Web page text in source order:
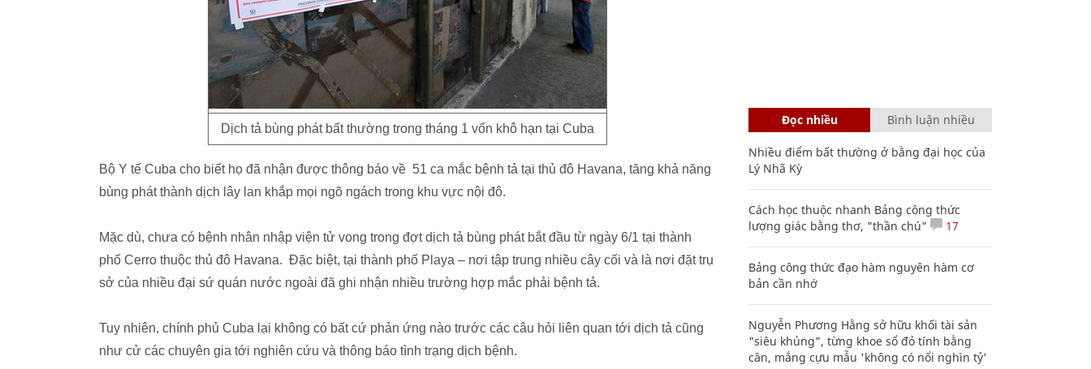
Dịch tả bùng phát bất thường trong tháng 1 vốn khô hạn tại Cuba
Bộ Y tế Cuba cho biết họ đã nhận được thông báo về 51 ca mắc bệnh tả tại thủ đô Havana, tăng khả năng
bùng phát thành dịch lây lan khắp mọi ngõ ngách trong khu vực nội đô.
Mặc dù, chưa có bệnh nhân nhập viện tử vong trong đợt dịch tả bùng phát bắt đầu từ ngày 6/1 tại thành
phố Cerro thuộc thủ đô Havana. Đặc biệt, tại thành phố Playa – nơi tập trung nhiều cây cối và là nơi đặt trụ
sở của nhiều đại sứ quán nước ngoài đã ghi nhận nhiều trường hợp mắc phải bệnh tả.
Tuy nhiên, chính phủ Cuba lại không có bất cứ phản ứng nào trước các câu hỏi liên quan tới dịch tả cũng
như cử các chuyên gia tới nghiên cứu và thông báo tình trạng dịch bệnh.
Đọc nhiều Bình luận nhiều
Nhiều điểm bất thường ở bằng đại học của
Lý Nhã Kỳ
Cách học thuộc nhanh Bảng công thức
lượng giác bằng thơ, "thần chú"
17
Bảng công thức đạo hàm nguyên hàm cơ
bản cần nhớ
Nguyễn Phương Hằng sở hữu khối tài sản
"siêu khủng", từng khoe sổ đỏ tính bằng
cân, mắng cựu mẫu 'không có nổi nghìn tỷ'